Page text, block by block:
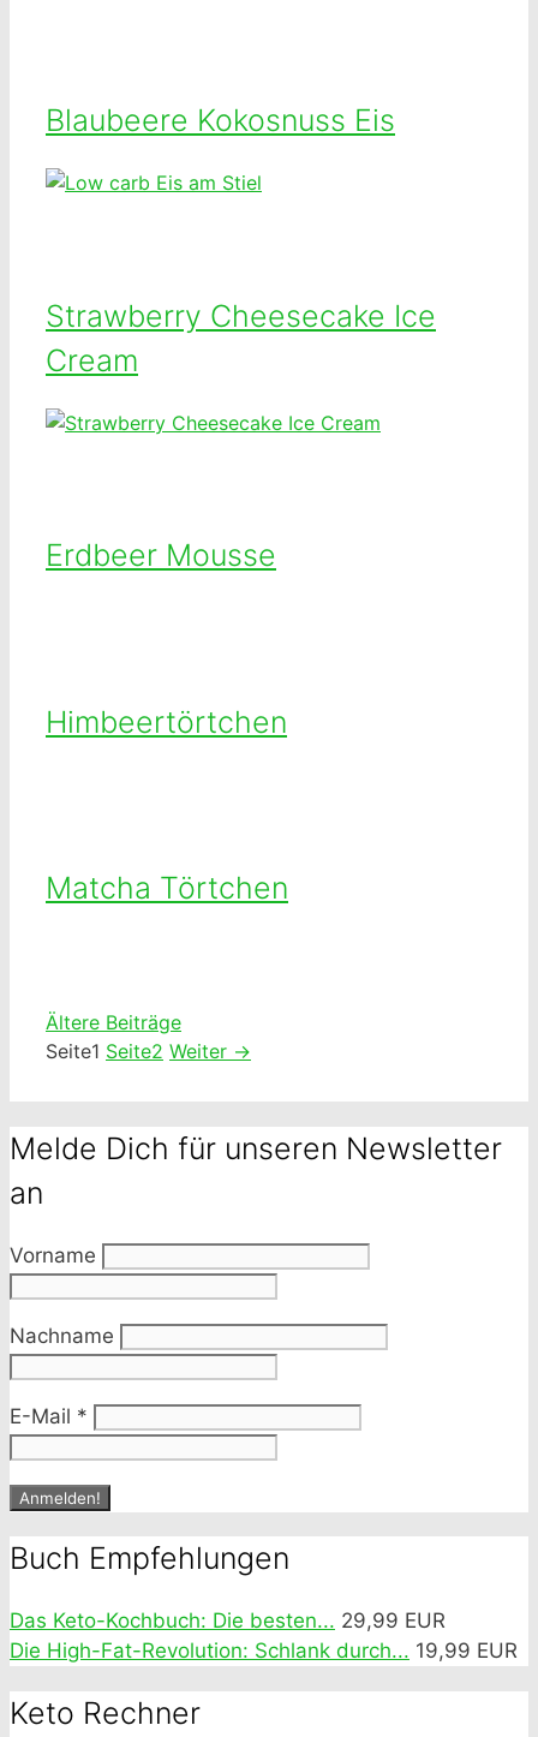
Blaubeere Kokosnuss Eis
Strawberry Cheesecake Ice
Cream
Erdbeer Mousse
Himbeertörtchen
Matcha Törtchen
Ältere Beiträge
Seite1 Seite2 Weiter →
Melde Dich für unseren Newsletter
an
Vorname
Nachname
E-Mail *
Buch Empfehlungen
Das Keto-Kochbuch: Die besten... 29,99 EUR
Die High-Fat-Revolution: Schlank durch... 19,99 EUR
Keto Rechner